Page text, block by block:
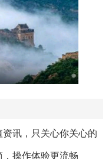
讯，只关心你关心的
操作体验更流畅